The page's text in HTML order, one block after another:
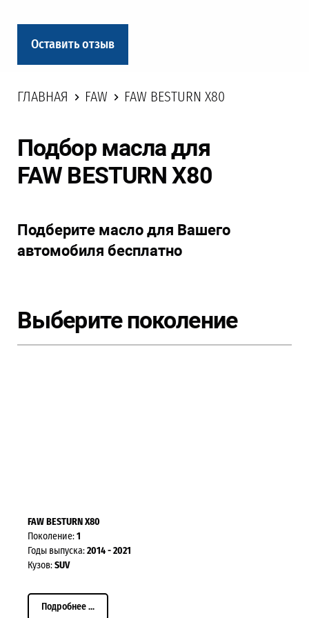
Оставить отзыв
ГЛАВНАЯ FAW FAW BESTURN X80
Подбор масла для
FAW BESTURN X80
Подберите масло для Вашего
автомобиля бесплатно
Выберите поколение
FAW BESTURN X80
Поколение:1
Годы выпуска:2014 - 2021
Кузов:SUV
Подробнее ...